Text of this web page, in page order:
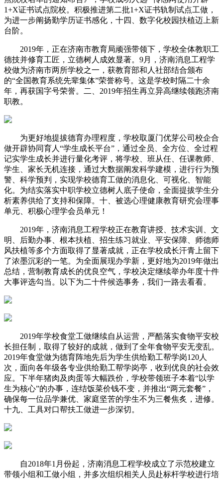
1+X证书试点院校。积极推进第二批1+X证书轨制试点工做，
为进一步阐扬勤学历证书感化，十四、数字化校园扶植迈上新
台阶。
2019年，正在济南市教育局顽强带领下，学校全体教职工
德技并修育工匠，立德树人成效显著。9月，济南消息工程学
校做为济南市两所学校之一，获教育部和人社部结合颁布
的“全国教育系统先辈集体”荣誉称号。这是学校时隔二十余
年，再获国字号荣誉。二、2019年招生再立异高继续领跑济南
职教。
为更好地提拔德育办理程度，学校取厦门优芽公司校企合
做开辟协同育人“学生成长平台”，通过全员、全方位、全过程
记实学生成长并进行量化考评，将学校、班从任、任课教师、
学生、家长无机连接，通过大数据阐发科学建模，进行行为预
警、科学预判，实现学校德育工做的消息化、可视化、智能
化。为结实落实中职学校立德树人底子使命，全面提拔学生分
析素养供给了支持和保障。十、被选心理健康教育研究会理事
单元、积极心理学会员单元！
2019年，济南消息工程学校正在教育讲授、技术实训、文
明、后勤办事、根本扶植、招生练习就业、平安保障、师德师
风扶植等多个方面取得了显著成就，正在学校成长汗青上留下
了浓墨沉彩的一笔。为全面展现办学新，更好地为2019年做出
总结，营制教育成长的优良空气，学校决定继续举办年度十件
大事评选勾当。以下为二十件候选事务，我们一路去看看。
2019年学校食堂工做继续自从运营，严酷落实食物平安校
长担任制，取得了较好的成就，做到了全年食物平安无变乱。
2019年食堂做为德育阵地先后为学生供给勤工帮学岗120人
次，面向各年级各专业供给勤工帮学岗亭，收到优良的社会效
应。下半年猪肉及肉蛋等大幅跌价，学校带领班子本着“以学
生为核心”的办事，连结饭菜价钱不变，并推出“两元套餐”，
确保每一位品学兼优、家庭坚苦的学生不为三餐焦炙，进修。
十九、工具对口帮扶工做进一步深切。
自2018年1月份起，济南消息工程学校成立了示范校建立
带领小组和工做小组，并多次组织相关人员赴标杆学校进行培